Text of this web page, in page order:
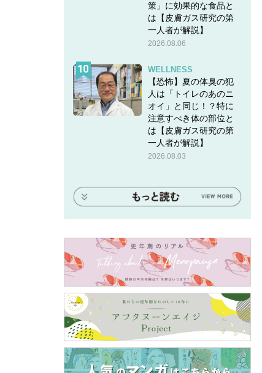
策」に効果的な食品と
は【皮膚ガス研究の第
一人者が解説】
2026.08.06
WELLNESS
【恐怖】夏の体臭の犯
人は「トイレのあのニ
オイ」と同じ！？特に
注意すべき体の部位と
は【皮膚ガス研究の第
一人者が解説】
2026.08.03